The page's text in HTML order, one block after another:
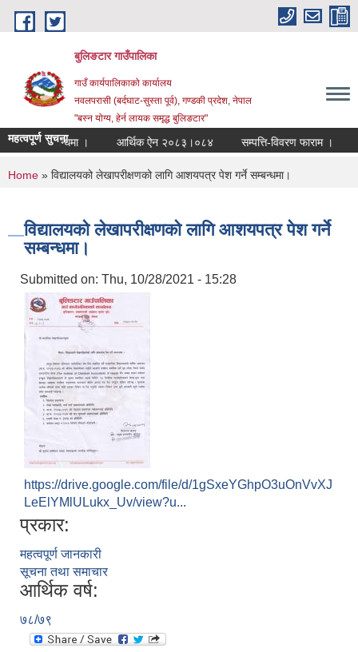
Skip to main content
बुलिङटार गाउँपालिका
गाउँ कार्यपालिकाको कार्यालय
नवलपरासी (बर्दघाट-सुस्ता पूर्व), गण्डकी प्रदेश, नेपाल
"बस्न योग्य, हेर्न लायक समृद्ध बुलिङटार"
महत्वपूर्ण सुचना
सम्बन्धमा । आर्थिक ऐन २०८३।०८४ सम्पत्ति-विवरण फाराम ।
You are here
Home » विद्यालयको लेखापरीक्षणको लागि आशयपत्र पेश गर्ने सम्बन्धमा।
विद्यालयको लेखापरीक्षणको लागि आशयपत्र पेश गर्ने
सम्बन्धमा।
Submitted on: Thu, 10/28/2021 - 15:28
https://drive.google.com/file/d/1gSxeYGhpO3uOnVvXJ
LeElYMlULukx_Uv/view?u...
प्रकार:
महत्वपूर्ण जानकारी
सूचना तथा समाचार
आर्थिक वर्ष:
७८/७९